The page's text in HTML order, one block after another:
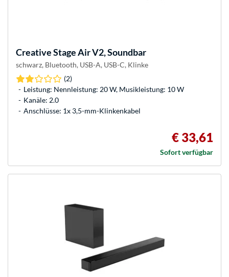
CreativeStage Air V2, Soundbar
schwarz, Bluetooth, USB-A, USB-C, Klinke
(2)
Leistung: Nennleistung: 20 W, Musikleistung: 10 W
Kanäle: 2.0
Anschlüsse: 1x 3,5-mm-Klinkenkabel
€ 33,61
Sofort verfügbar